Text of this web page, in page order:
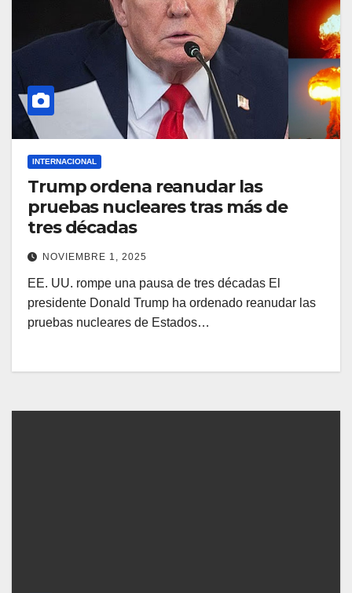
INTERNACIONAL
Trump ordena reanudar las
pruebas nucleares tras más de
tres décadas
NOVIEMBRE 1, 2025
EE. UU. rompe una pausa de tres décadas El
presidente Donald Trump ha ordenado reanudar las
pruebas nucleares de Estados…